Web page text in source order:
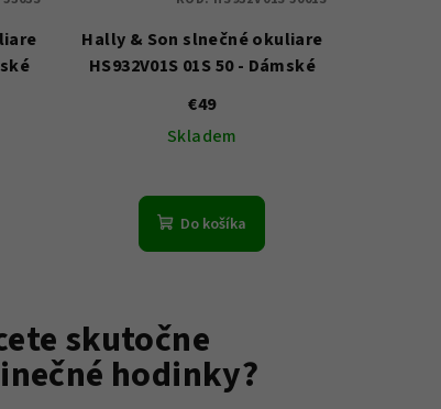
Hally & Son slnečné okuliare
HS932V01S 01S 50 - Dámské
€49
Skladem
Do košíka
skutočne
hodinky?